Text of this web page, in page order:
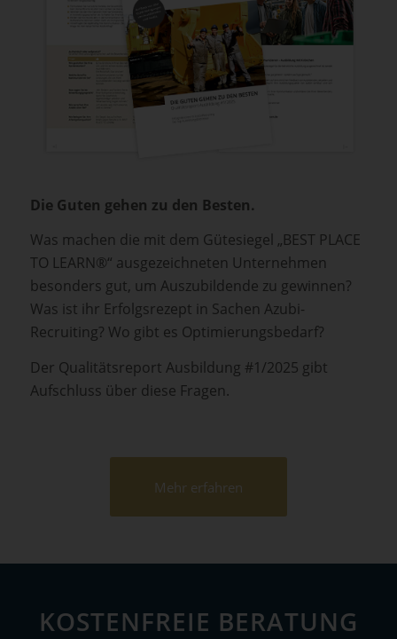
Die Guten gehen zu den Besten.
Was machen die mit dem Gütesiegel „BEST PLACE
TO LEARN®“ ausgezeichneten Unternehmen
besonders gut, um Auszubildende zu gewinnen?
Was ist ihr Erfolgsrezept in Sachen Azubi-
Recruiting? Wo gibt es Optimierungsbedarf?
Der Qualitätsreport Ausbildung #1/2025 gibt
Aufschluss über diese Fragen.
Mehr erfahren
KOSTENFREIE BERATUNG